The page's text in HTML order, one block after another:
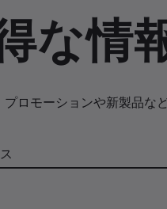
な情
ロモーションや新製品な